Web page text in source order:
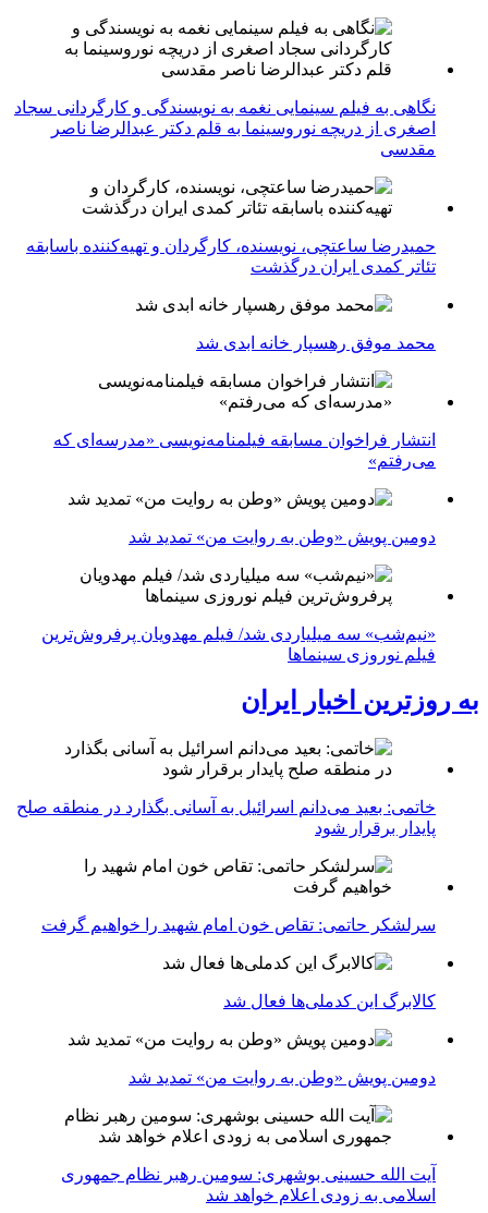
نگاهی به فیلم سینمایی نغمه به نویسندگی و کارگردانی سجاد
اصغری از دریچه نوروسینما به قلم دکتر عبدالرضا ناصر
مقدسی
حمیدرضا ساعتچی، نویسنده، کارگردان و تهیه‌کننده باسابقه
تئاتر کمدی ایران درگذشت
محمد موفق رهسپار خانه ابدی شد
انتشار فراخوان مسابقه فیلمنامه‌نویسی «مدرسه‌ای که
می‌رفتم»
دومین پویش «وطن به روایت من» تمدید شد
«نیم‌شب» سه میلیاردی شد/ فیلم مهدویان پرفروش‌ترین
فیلم نوروزی سینماها
به روزترین اخبار ایران
خاتمی: بعید می‌دانم اسرائیل به آسانی بگذارد در منطقه صلح
پایدار برقرار شود
سرلشکر حاتمی: تقاص خون امام شهید را خواهیم گرفت
کالابرگ این کدملی‌ها فعال شد
دومین پویش «وطن به روایت من» تمدید شد
آیت الله حسینی بوشهری: سومین رهبر نظام جمهوری
اسلامی به زودی اعلام خواهد شد